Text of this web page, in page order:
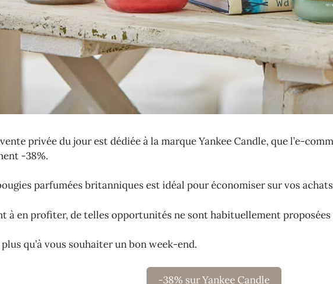
privée du jour est dédiée à la marque Yankee Candle, que l’e-
-38%.
parfumées britanniques est idéal pour économiser sur vos
à en profiter, de telles opportunités ne sont habituellement
qu’à vous souhaiter un bon week-end.
-38% sur Yankee Candle